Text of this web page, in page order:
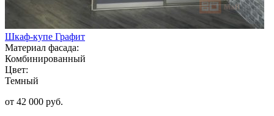
Шкаф-купе Графит
Материал фасада:
Комбинированный
Цвет:
Темный
от 42 000 руб.